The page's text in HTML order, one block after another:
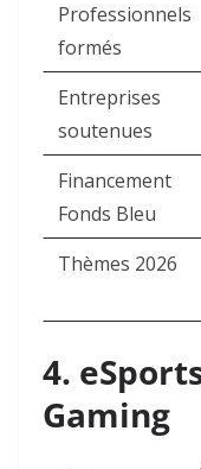
Professionnels
formés
Entreprises
soutenues
Financement
Fonds Bleu
Thèmes 2026
4.
Gaming